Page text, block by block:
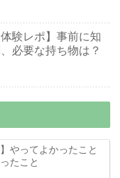
験レポ】事前に知
必要な持ち物は？
やってよかったこと
たこと